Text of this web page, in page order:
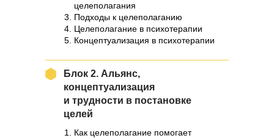
Блок 2. Альянс,
концептуализация
и трудности в постановке
целей
целеполагания
Подходы к целеполаганию
Целеполагание в психотерапии
Концептуализация в психотерапии
Как целеполагание помогает